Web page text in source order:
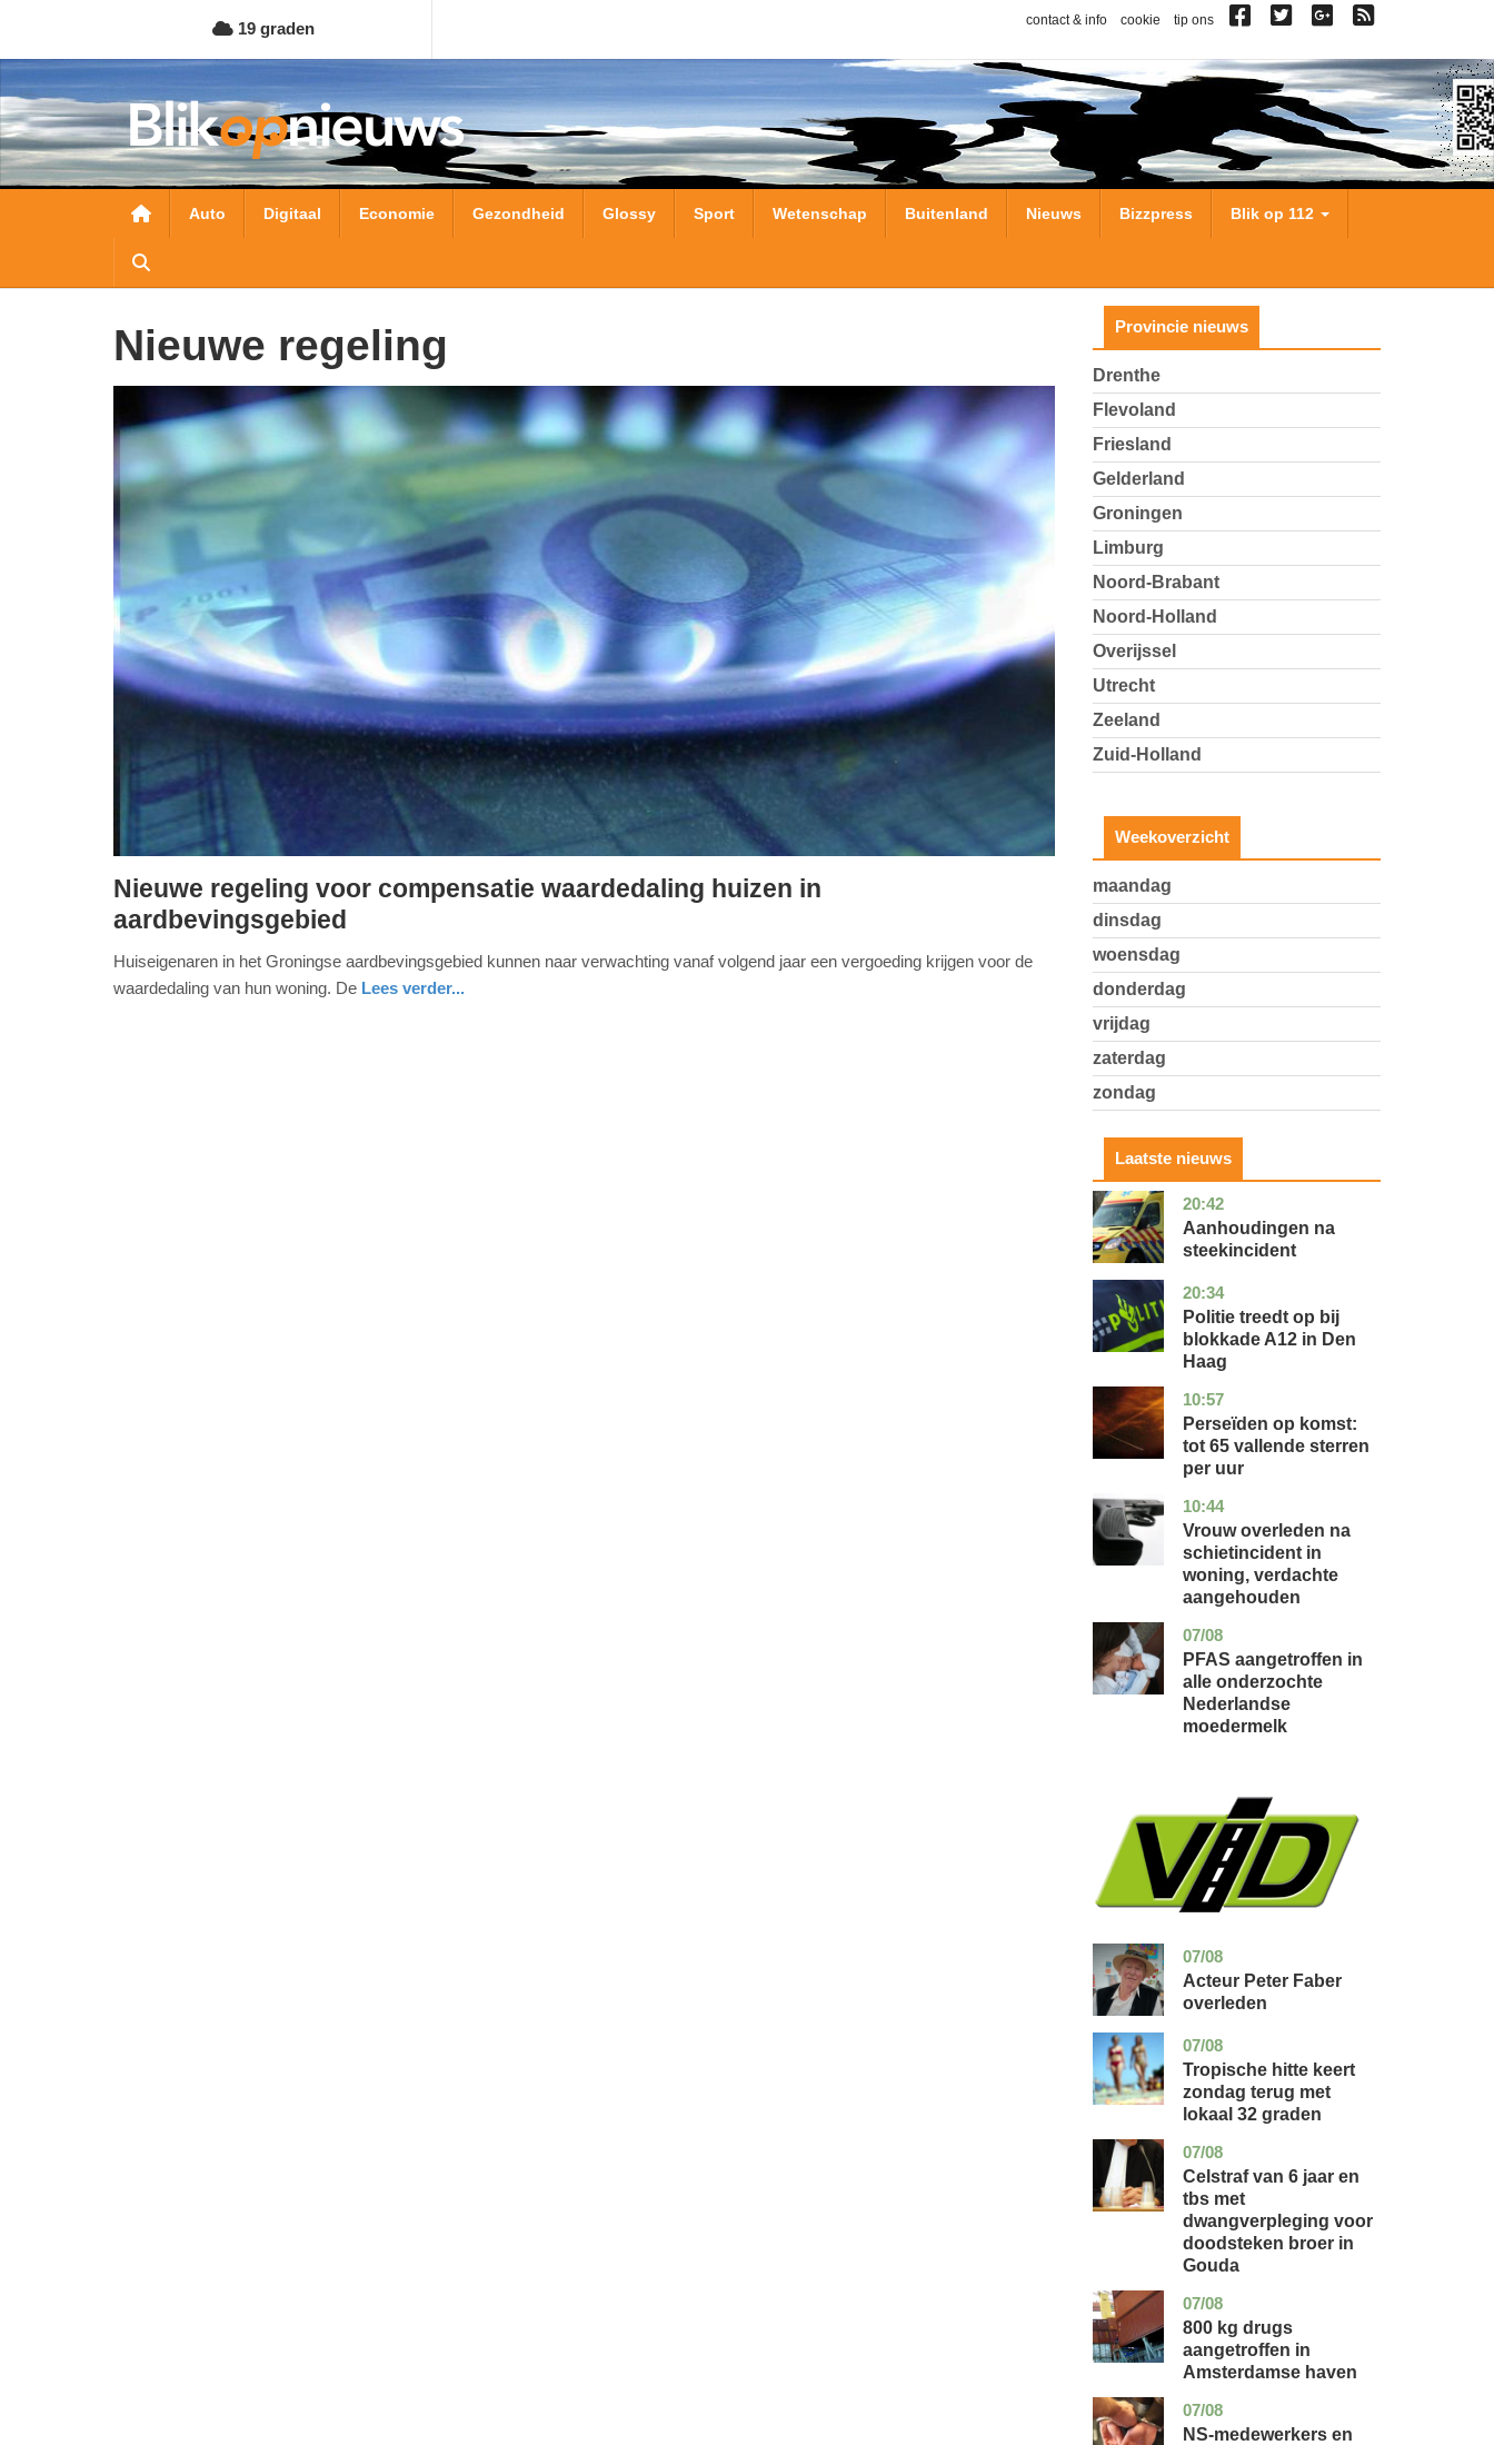
naar
de
inhoud
gaan
19 graden contact & info cookie tip ons
Hoofdnavigatie
Auto Digitaal Economie Gezondheid Glossy Sport Wetenschap Buitenland Nieuws Bizzpress Blik op 112
nieuwe regeling
woensdag,
april
2019
Nieuwe regeling voor compensatie waardedaling huizen in
aardbevingsgebied
Huiseigenaren in het Groningse aardbevingsgebied kunnen naar verwachting vanaf volgend jaar een vergoeding krijgen voor de
waardedaling van hun woning. De Lees verder...
Provincie nieuws
Drenthe
Flevoland
Friesland
Gelderland
Groningen
Limburg
Noord-Brabant
Noord-Holland
Overijssel
Utrecht
Zeeland
Zuid-Holland
Weekoverzicht
maandag
dinsdag
woensdag
donderdag
vrijdag
zaterdag
zondag
Laatste nieuws
20:42
utrecht
nieuws
Aanhoudingen na
steekincident
20:34
zuid-
holland
nieuws
Politie treedt op bij
blokkade A12 in Den
Haag
10:57
utrecht
nieuws
Perseïden op komst:
tot 65 vallende sterren
per uur
10:44
zuid-
holland
nieuws
Vrouw overleden na
schietincident in
woning, verdachte
aangehouden
07/08
utrecht
gezondheid
PFAS aangetroffen in
alle onderzochte
Nederlandse
moedermelk
07/08
noord-
holland
glossy
Acteur Peter Faber
overleden
07/08
utrecht
nieuws
Tropische hitte keert
zondag terug met
lokaal 32 graden
07/08
zuid-
holland
nieuws
Celstraf van 6 jaar en
tbs met
dwangverpleging voor
doodsteken broer in
Gouda
07/08
noord-
holland
nieuws
800 kg drugs
aangetroffen in
Amsterdamse haven
07/08
flevoland
nieuws
NS-medewerkers en